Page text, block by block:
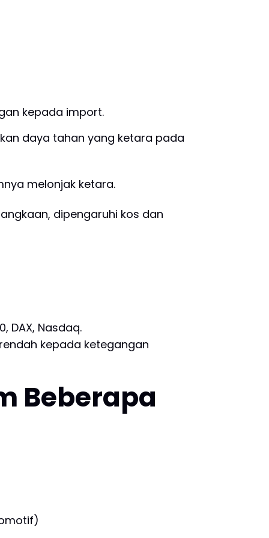
kepada import.
daya tahan yang ketara pada
melonjak ketara.
dipengaruhi kos dan
DAX, Nasdaq.
kepada ketegangan
Beberapa